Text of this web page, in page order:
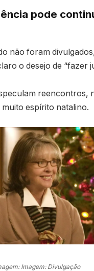
pode
não foram
o desejo de “fazer
reencontros,
espírito natalino.
Imagem: Divulgação